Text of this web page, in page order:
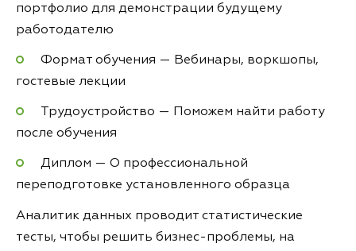
портфолио для демонстрации будущему
работодателю
Формат обучения — Вебинары, воркшопы,
гостевые лекции
Трудоустройство — Поможем найти работу
после обучения
Диплом — О профессиональной
переподготовке установленного образца
Аналитик данных проводит статистические
тесты, чтобы решить бизнес-проблемы, на